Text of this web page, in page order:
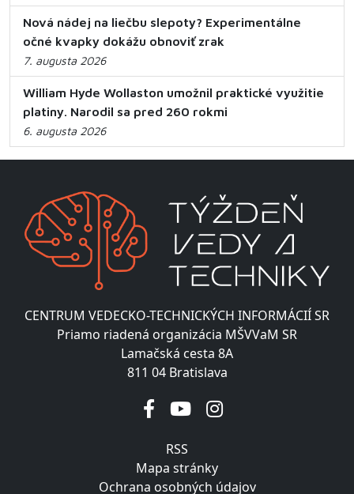
Nová nádej na liečbu slepoty? Experimentálne
očné kvapky dokážu obnoviť zrak
7. augusta 2026
William Hyde Wollaston umožnil praktické využitie
platiny. Narodil sa pred 260 rokmi
6. augusta 2026
CENTRUM VEDECKO-TECHNICKÝCH INFORMÁCIÍ SR
Priamo riadená organizácia MŠVVaM SR
Lamačská cesta 8A
811 04 Bratislava
RSS
Mapa stránky
Ochrana osobných údajov